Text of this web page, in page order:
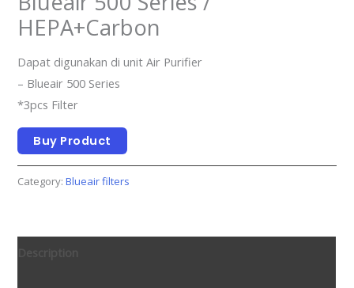
HEPA+Carbon
Dapat digunakan di unit Air Purifier
– Blueair 500 Series
*3pcs Filter
Buy Product
Category:Blueair filters